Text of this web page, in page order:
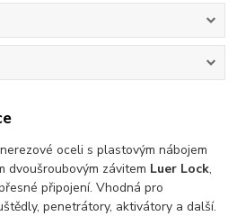
oceli s plastovým nábojem
dvoušroubovým závitem Luer Lock,
připojení. Vhodná pro
penetrátory, aktivátory a další.